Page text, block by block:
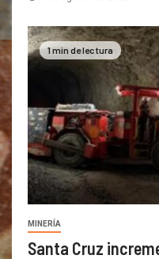
1 min de lectura
MINERÍA
Santa Cruz